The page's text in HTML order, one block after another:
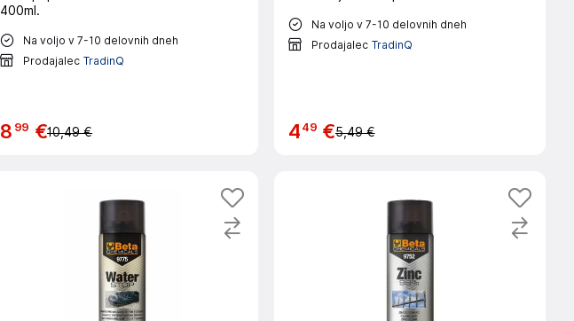
400ml.
Na voljo v 7-10 delovnih dneh
Prodajalec TradinQ
8 99 €10,49 €
Na voljo v 7-10 delovnih dneh
Prodajalec TradinQ
449 €5,49 €